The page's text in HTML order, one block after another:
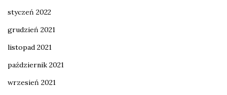
styczeń 2022
grudzień 2021
listopad 2021
październik 2021
wrzesień 2021